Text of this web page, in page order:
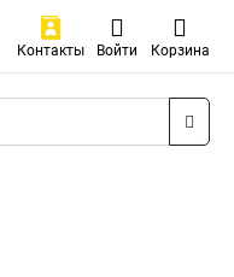
Контакты Войти Корзина